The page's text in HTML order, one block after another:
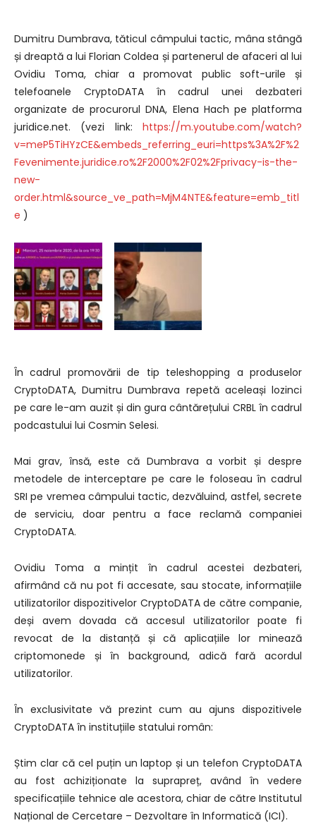
Dumitru Dumbrava, tăticul câmpului tactic, mâna stângă
și dreaptă a lui Florian Coldea și partenerul de afaceri al lui
Ovidiu Toma, chiar a promovat public soft-urile și
telefoanele CryptoDATA în cadrul unei dezbateri
organizate de procurorul DNA, Elena Hach pe platforma
juridice.net. (vezi link: https://m.youtube.com/watch?
v=meP5TiHYzCE&embeds_referring_euri=https%3A%2F%2
Fevenimente.juridice.ro%2F2000%2F02%2Fprivacy-is-the-
new-
order.html&source_ve_path=MjM4NTE&feature=emb_titl
e )
În cadrul promovării de tip teleshopping a produselor
CryptoDATA, Dumitru Dumbrava repetă aceleași lozinci
pe care le-am auzit și din gura cântărețului CRBL în cadrul
podcastului lui Cosmin Selesi.
Mai grav, însă, este că Dumbrava a vorbit și despre
metodele de interceptare pe care le foloseau în cadrul
SRI pe vremea câmpului tactic, dezvăluind, astfel, secrete
de serviciu, doar pentru a face reclamă companiei
CryptoDATA.
Ovidiu Toma a mințit în cadrul acestei dezbateri,
afirmând că nu pot fi accesate, sau stocate, informațiile
utilizatorilor dispozitivelor CryptoDATA de către companie,
deși avem dovada că accesul utilizatorilor poate fi
revocat de la distanță și că aplicațiile lor minează
criptomonede și în background, adică fară acordul
utilizatorilor.
În exclusivitate vă prezint cum au ajuns dispozitivele
CryptoDATA în instituțiile statului român:
Știm clar că cel puțin un laptop și un telefon CryptoDATA
au fost achiziționate la suprapreț, având în vedere
specificațiile tehnice ale acestora, chiar de către Institutul
Național de Cercetare – Dezvoltare în Informatică (ICI).